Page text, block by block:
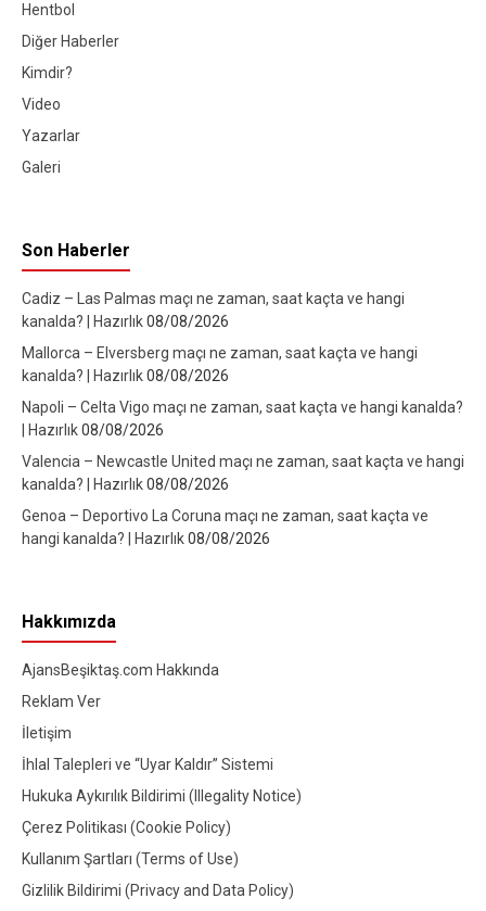
Hentbol
Diğer Haberler
Kimdir?
Video
Yazarlar
Galeri
Son Haberler
Cadiz – Las Palmas maçı ne zaman, saat kaçta ve hangi
kanalda? | Hazırlık08/08/2026
Mallorca – Elversberg maçı ne zaman, saat kaçta ve hangi
kanalda? | Hazırlık08/08/2026
Napoli – Celta Vigo maçı ne zaman, saat kaçta ve hangi kanalda?
| Hazırlık08/08/2026
Valencia – Newcastle United maçı ne zaman, saat kaçta ve hangi
kanalda? | Hazırlık08/08/2026
Genoa – Deportivo La Coruna maçı ne zaman, saat kaçta ve
hangi kanalda? | Hazırlık08/08/2026
Hakkımızda
AjansBeşiktaş.com Hakkında
Reklam Ver
İletişim
İhlal Talepleri ve “Uyar Kaldır” Sistemi
Hukuka Aykırılık Bildirimi (Illegality Notice)
Çerez Politikası (Cookie Policy)
Kullanım Şartları (Terms of Use)
Gizlilik Bildirimi (Privacy and Data Policy)